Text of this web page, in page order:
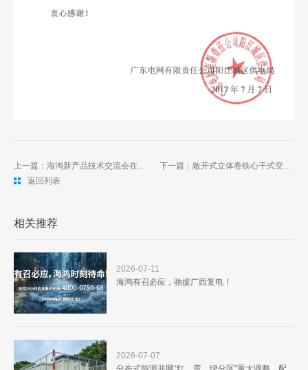
上一篇：海鸿新产品技术交流会在昆明成功举办
返回列表
下一篇：敞开式立体卷铁心干式变压器（SGB干变）再次解决居民噪音投诉难题
相关推荐
2026-07-11
海鸿有召必应，驰援广西复电！
2026-07-07